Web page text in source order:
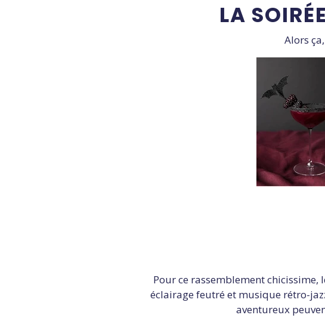
LA
Alors
Pour ce rassemblement chicissime,
éclairage feutré et musique rétro-
aventureux